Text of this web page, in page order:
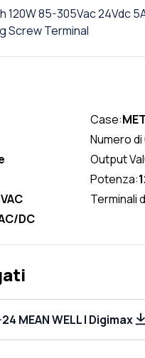
120W 85-305Vac 24Vdc
Screw Terminal
Case:
Numero
Output
Potenza:
Terminali
DC
MEAN WELL | Digimax